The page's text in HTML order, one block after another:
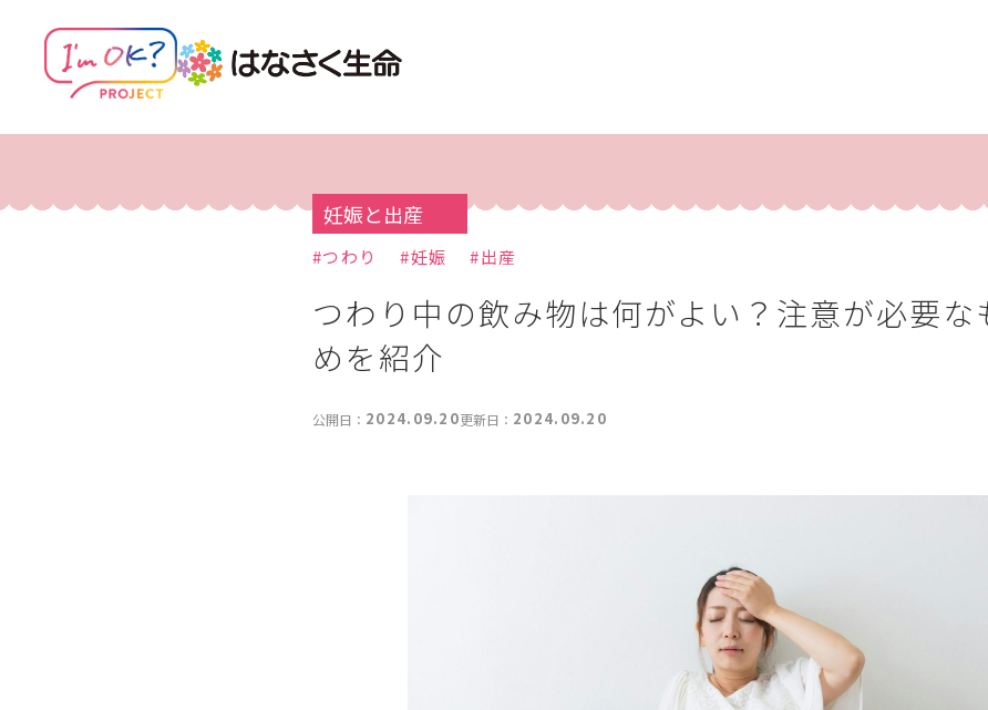
妊娠と出産
#つわり #妊娠 #出産
つわり中の飲み物は何がよい？注意が必要な
めを紹介
公開日： 2024.09.20更新日： 2024.09.20